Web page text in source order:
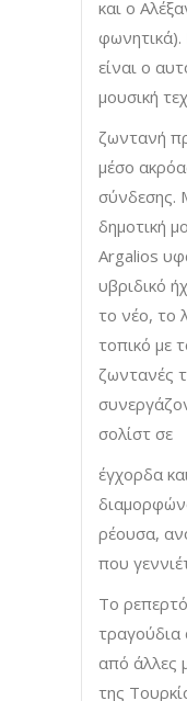
και ο
φωνητικά).
είναι ο
μουσική
ζωντανή
μέσο
σύνδεσης.
δημοτική
Argalios
υβριδικό
το νέο, το
τοπικό με
ζωντανές
σολίστ σε
έγχορδα
ρέουσα,
που
Το
τραγούδια
από άλλες
της